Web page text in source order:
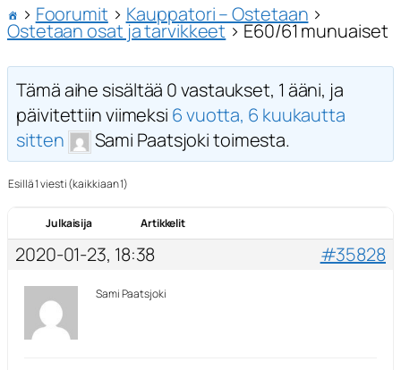
› Foorumit › Kauppatori – Ostetaan ›
Ostetaan osat ja tarvikkeet›E60/61 munuaiset
Tämä aihe sisältää 0 vastaukset, 1 ääni, ja
päivitettiin viimeksi 6 vuotta, 6 kuukautta
sitten
Sami Paatsjoki toimesta.
Esillä 1 viesti (kaikkiaan 1)
Julkaisija Artikkelit
2020-01-23, 18:38 #35828
Sami Paatsjoki